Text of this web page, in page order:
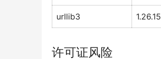
urllib3 1.26.15
许可证风险